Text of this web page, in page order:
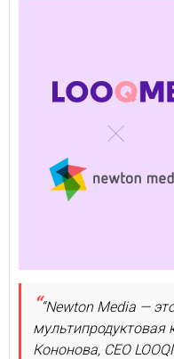
“Newton Media —
мультипродуктовая
Кононова, CEO